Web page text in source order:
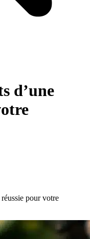
d’une
pour votre